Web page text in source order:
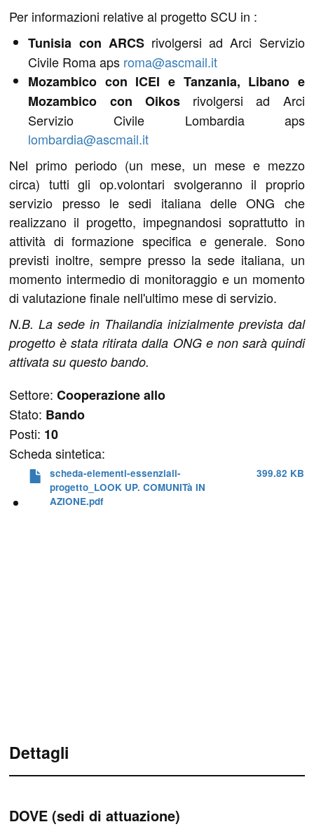
Dettagli
DOVE (sedi di attuazione)
Per informazioni relative al progetto SCU in :
Tunisia con ARCS rivolgersi ad Arci Servizio
Civile Roma aps roma@ascmail.it
Mozambico con ICEI e Tanzania, Libano e
Mozambico con Oikosrivolgersi ad Arci
Servizio Civile Lombardia aps
lombardia@ascmail.it
Nel primo periodo (un mese, un mese e mezzo
circa) tutti gli op.volontari svolgeranno il proprio
servizio presso le sedi italiana delle ONG che
realizzano il progetto, impegnandosi soprattutto in
attività di formazione specifica e generale. Sono
previsti inoltre, sempre presso la sede italiana, un
momento intermedio di monitoraggio e un momento
di valutazione finale nell'ultimo mese di servizio.
N.B. La sede in Thailandia inizialmente prevista dal
progetto è stata ritirata dalla ONG e non sarà quindi
attivata su questo bando.
Settore:Cooperazione allo
Stato: Bando
Posti: 10
Scheda sintetica:
scheda-elementi-essenziali-
progetto_LOOK UP. COMUNITà IN
AZIONE.pdf
399.82 KB